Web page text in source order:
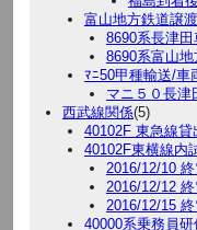
富山地方鉄道譲
8690系長津
8690系富山
ﾏﾆ50甲種輸送/車
マニ５０長津
西武線関係(5)
40102F 東急線貸
40102F東横線内
2016/12/10
2016/12/12
2016/12/15
40000系乗務員研